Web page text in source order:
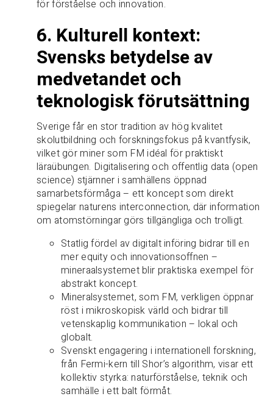
för förståelse och innovation.
6. Kulturell kontext:
Svensks betydelse av
medvetandet och
teknologisk förutsättning
Sverige får en stor tradition av hög kvalitet
skolutbildning och forskningsfokus på kvantfysik,
vilket gör miner som FM idéal för praktiskt
läraübungen. Digitalisering och offentlig data (open
science) stjärnner i samhällens öppnad
samarbetsförmåga – ett koncept som direkt
spiegelar naturens interconnection, där information
om atomstörningar görs tillgängliga och trolligt.
Statlig fördel av digitalt införing bidrar till en
mer equity och innovationsoffnen –
mineraalsystemet blir praktiska exempel för
abstrakt koncept.
Mineralsystemet, som FM, verkligen öppnar
röst i mikroskopisk värld och bidrar till
vetenskaplig kommunikation – lokal och
globalt.
Svenskt engagering i internationell forskning,
från Fermi-kern till Shor’s algorithm, visar ett
kollektiv styrka: naturförståelse, teknik och
samhälle i ett balt förmåt.